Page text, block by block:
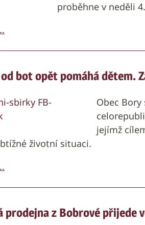
proběhne v neděli
bot opět pomáhá dětem.
Obec
jejímž
životní situaci.
prodejna z Bobrové přijede